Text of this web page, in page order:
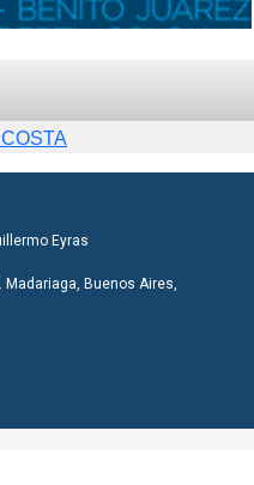
Eyras
Madariaga, Buenos Aires,